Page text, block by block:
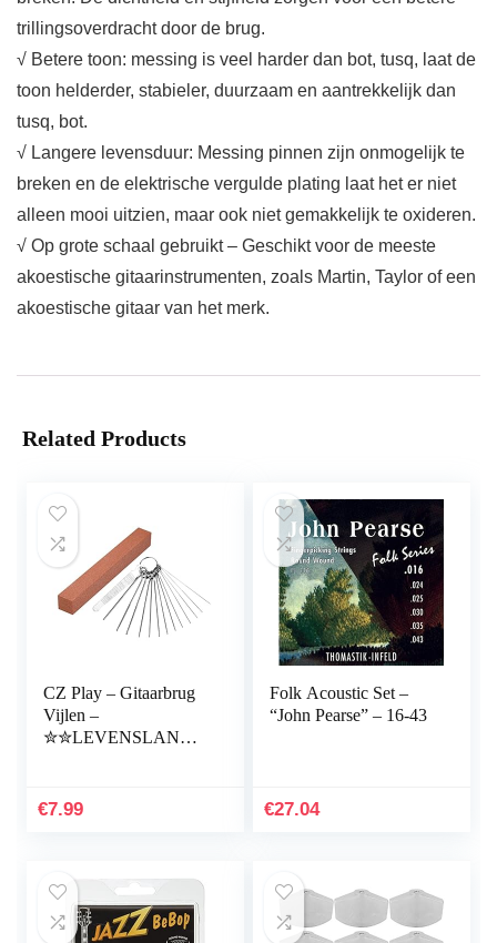
trillingsoverdracht door de brug.
√ Betere toon: messing is veel harder dan bot, tusq, laat de
toon helderder, stabieler, duurzaam en aantrekkelijk dan
tusq, bot.
√ Langere levensduur: Messing pinnen zijn onmogelijk te
breken en de elektrische vergulde plating laat het er niet
alleen mooi uitzien, maar ook niet gemakkelijk te oxideren.
√ Op grote schaal gebruikt – Geschikt voor de meeste
akoestische gitaarinstrumenten, zoals Martin, Taylor of een
akoestische gitaar van het merk.
Related Products
CZ Play – Gitaarbrug
Vijlen –
✮✮LEVENSLANGE
Naaldvijlen,
Snaarinstrument
Reparatie en
Onderhoud Kit
€7.99
Folk Acoustic Set –
“John Pearse” – 16-43
€27.04